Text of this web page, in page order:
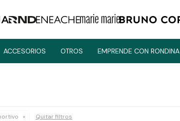
ACCESORIOS OTROS EMPRENDE CON RONDINA
Quitar filtros